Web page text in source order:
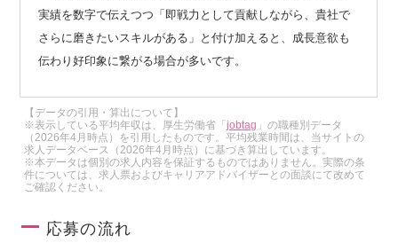
実績を数字で伝えつつ「即戦力として貢献しながら、貴社で
さらに磨きたいスキルがある」と付け加えると、成長意欲も
伝わり好印象に繋がる場合が多いです。
【データの引用・算出について】
※表示している平均年収は、厚生労働省「jobtag 」の職種別データ
（2026年4月時点）を引用したものです。平均残業時間は、当サイトの
求人データベース（2026年4月時点）に基づき算出しています。
※本データは個別の求人内容を保証するものではありません。実際の条
件については、求人票およびキャリアアドバイザーとの面談にて改めて
ご確認ください。
応募の流れ